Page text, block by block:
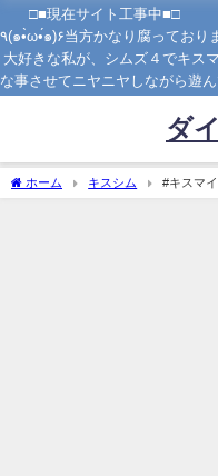
□■現在サイト工事中
٩(๑•̀ω•́๑)۶当方かなり腐っております！！ご注意ください！！妄想とシムズが
大好きな私が、シムズ４でキス
ダ
ホーム キスシム
#キスマ
０周年も応援していきます